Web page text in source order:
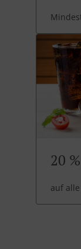
20
auf